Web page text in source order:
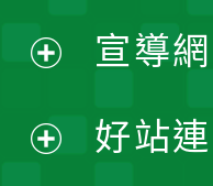
開
宣導
好站